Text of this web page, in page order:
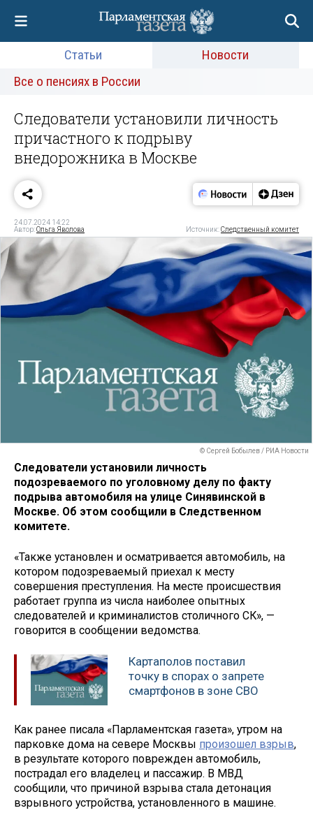
Статьи
Новости
Все о пенсиях в России
Следователи установили личность
причастного к подрыву
внедорожника в Москве
24.07.2024 14:22
Автор:Ольга Яволова Источник:Следственный комитет
© Сергей Бобылев / РИА Новости
Следователи установили личность
подозреваемого по уголовному делу по факту
подрыва автомобиля на улице Синявинской в
Москве. Об этом сообщили в Следственном
комитете.
«Также установлен и осматривается автомобиль, на
котором подозреваемый приехал к месту
совершения преступления. На месте происшествия
работает группа из числа наиболее опытных
следователей и криминалистов столичного СК», —
говорится в сообщении ведомства.
Картаполов поставил
точку в спорах о запрете
смартфонов в зоне СВО
Как ранее писала «Парламентская газета», утром на
парковке дома на севере Москвы произошел взрыв,
в результате которого поврежден автомобиль,
пострадал его владелец и пассажир. В МВД
сообщили, что причиной взрыва стала детонация
взрывного устройства, установленного в машине.